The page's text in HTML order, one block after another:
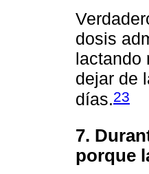
dosis
lactando
dejar de
días.23
7.
porque